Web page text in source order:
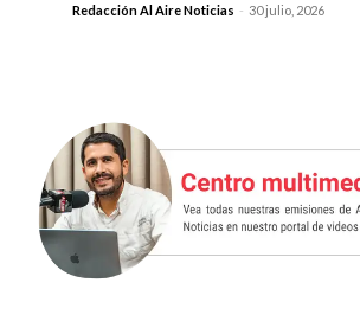
Redacción Al Aire Noticias - 30 julio, 2026